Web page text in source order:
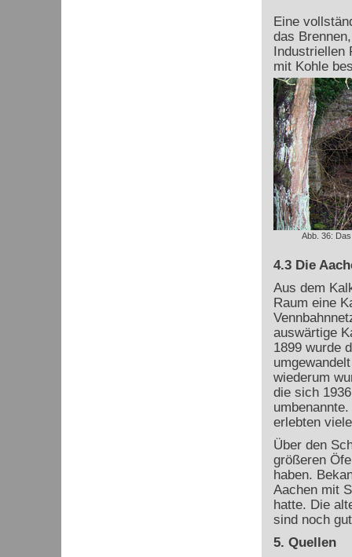
Eine
das
Industriellen
mit Kohle
Abb. 36:
4.3 Die
Aus dem
Raum eine
auswärtige
1899 wurde
wiederum
die sich
erlebten
Über den
größeren
haben.
Aachen mit
hatte. Die
sind noch
5. Quellen